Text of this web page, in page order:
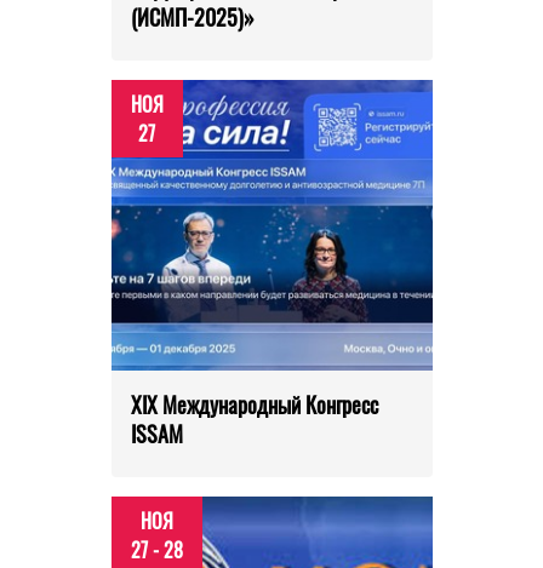
(ИСМП-2025)»
НОЯ
27
XIX Международный Конгресс
ISSAM
НОЯ
27 - 28